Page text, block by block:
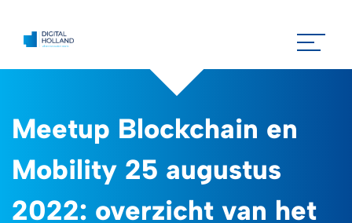
Meetup Blockchain en
Mobility 25 augustus
2022: overzicht van het